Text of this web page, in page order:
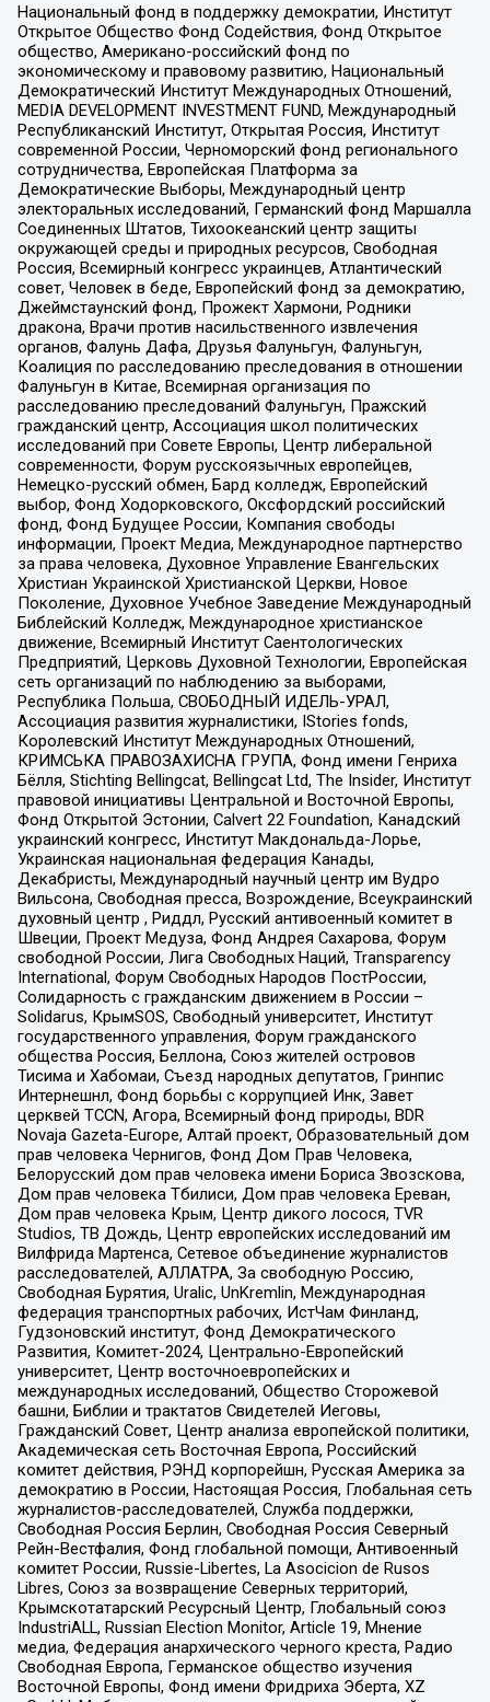
Национальный фонд в поддержку демократии, Институт
Открытое Общество Фонд Содействия, Фонд Открытое
общество, Американо-российский фонд по
экономическому и правовому развитию, Национальный
Демократический Институт Международных Отношений,
MEDIA DEVELOPMENT INVESTMENT FUND, Международный
Республиканский Институт, Открытая Россия, Институт
современной России, Черноморский фонд регионального
сотрудничества, Европейская Платформа за
Демократические Выборы, Международный центр
электоральных исследований, Германский фонд Маршалла
Соединенных Штатов, Тихоокеанский центр защиты
окружающей среды и природных ресурсов, Свободная
Россия, Всемирный конгресс украинцев, Атлантический
совет, Человек в беде, Европейский фонд за демократию,
Джеймстаунский фонд, Прожект Хармони, Родники
дракона, Врачи против насильственного извлечения
органов, Фалунь Дафа, Друзья Фалуньгун, Фалуньгун,
Коалиция по расследованию преследования в отношении
Фалуньгун в Китае, Всемирная организация по
расследованию преследований Фалуньгун, Пражский
гражданский центр, Ассоциация школ политических
исследований при Совете Европы, Центр либеральной
современности, Форум русскоязычных европейцев,
Немецко-русский обмен, Бард колледж, Европейский
выбор, Фонд Ходорковского, Оксфордский российский
фонд, Фонд Будущее России, Компания свободы
информации, Проект Медиа, Международное партнерство
за права человека, Духовное Управление Евангельских
Христиан Украинской Христианской Церкви, Новое
Поколение, Духовное Учебное Заведение Международный
Библейский Колледж, Международное христианское
движение, Всемирный Институт Саентологических
Предприятий, Церковь Духовной Технологии, Европейская
сеть организаций по наблюдению за выборами,
Республика Польша, СВОБОДНЫЙ ИДЕЛЬ-УРАЛ,
Ассоциация развития журналистики, IStories fonds,
Королевский Институт Международных Отношений,
КРИМСЬКА ПРАВОЗАХИСНА ГРУПА, Фонд имени Генриха
Бёлля, Stichting Bellingcat, Bellingcat Ltd, The Insider, Институт
правовой инициативы Центральной и Восточной Европы,
Фонд Открытой Эстонии, Calvert 22 Foundation, Канадский
украинский конгресс, Институт Макдональда-Лорье,
Украинская национальная федерация Канады,
Декабристы, Международный научный центр им Вудро
Вильсона, Свободная пресса, Возрождение, Всеукраинский
духовный центр , Риддл, Русский антивоенный комитет в
Швеции, Проект Медуза, Фонд Андрея Сахарова, Форум
свободной России, Лига Свободных Наций, Transparеncy
International, Форум Свободных Народов ПостРоссии,
Солидарность с гражданским движением в России –
Solidarus, КрымSOS, Свободный университет, Институт
государственного управления, Форум гражданского
общества Россия, Беллона, Союз жителей островов
Тисима и Хабомаи, Съезд народных депутатов, Гринпис
Интернешнл, Фонд борьбы с коррупцией Инк, Завет
церквей TCCN, Агора, Всемирный фонд природы, BDR
Novaja Gazeta-Europe, Алтай проект, Образовательный дом
прав человека Чернигов, Фонд Дом Прав Человека,
Белорусский дом прав человека имени Бориса Звозскова,
Дом прав человека Тбилиси, Дом прав человека Ереван,
Дом прав человека Крым, Центр дикого лосося, TVR
Studios, ТВ Дождь, Центр европейских исследований им
Вилфрида Мартенса, Сетевое объединение журналистов
расследователей, АЛЛАТРА, За свободную Россию,
Свободная Бурятия, Uralic, UnKremlin, Международная
федерация транспортных рабочих, ИстЧам Финланд,
Гудзоновский институт, Фонд Демократического
Развития, Комитет-2024, Центрально-Европейский
университет, Центр восточноевропейских и
международных исследований, Общество Сторожевой
башни, Библии и трактатов Свидетелей Иеговы,
Гражданский Совет, Центр анализа европейской политики,
Академическая сеть Восточная Европа, Российский
комитет действия, РЭНД корпорейшн, Русская Америка за
демократию в России, Настоящая Россия, Глобальная сеть
журналистов-расследователей, Служба поддержки,
Свободная Россия Берлин, Свободная Россия Северный
Рейн-Вестфалия, Фонд глобальной помощи, Антивоенный
комитет России, Russie-Libertes, La Asocicion de Rusos
Libres, Союз за возвращение Северных территорий,
Крымскотатарский Ресурсный Центр, Глобальный союз
IndustriALL, Russian Election Monitor, Article 19, Мнение
медиа, Федерация анархического черного креста, Радио
Свободная Европа, Германское общество изучения
Восточной Европы, Фонд имени Фридриха Эберта, XZ